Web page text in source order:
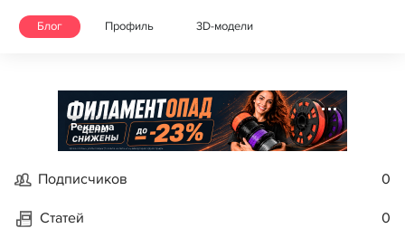
Блог Профиль 3D-модели
Реклама
Подписчиков 0
Статей 0